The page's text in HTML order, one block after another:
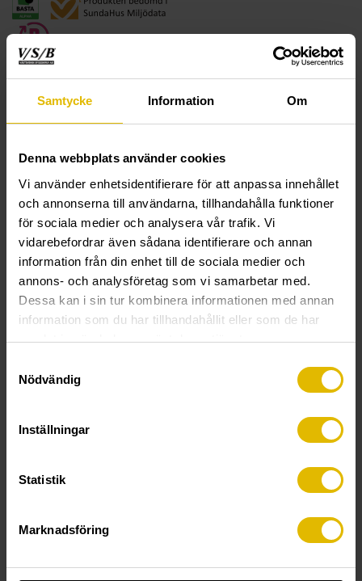
Samtycke Information Om
Denna webbplats använder cookies
Vi använder enhetsidentifierare för att anpassa innehållet
och annonserna till användarna, tillhandahålla funktioner
för sociala medier och analysera vår trafik. Vi
vidarebefordrar även sådana identifierare och annan
information från din enhet till de sociala medier och
annons- och analysföretag som vi samarbetar med.
Dessa kan i sin tur kombinera informationen med annan
information som du har tillhandahållit eller som de har
samlat in när du har använt deras tjänster.
Nödvändig
Inställningar
Statistik
Marknadsföring
Instruktionsfilm:
Monteringsanvisning Thonic tc-id
TEKNISK INFORMATION
Thonic tc-id infälld
Funktion:Thonic tc-id är en inspektionslucka för infällt
och osynligt montage. Luckan skruvas fast med gipsskruv
in i bakre falsen, därefter spacklas skarvar och skruvhål.
Luckan skall monteras före målningsarbeten. Luckan finns
utförande för enkel- respektive dubbelgipsvägg. Thonic tc-
id levereras omålad. På storlekar upp till 300 x 300 mm har
300 mm är luckan försedd med ett försänkt mejsellås. Vid
specialbeställas med andra mått eller med extra tillbehör